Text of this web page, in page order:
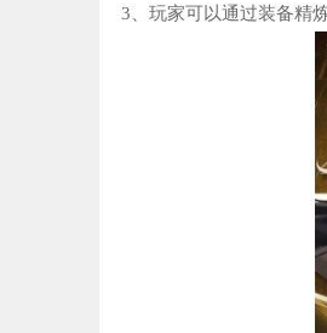
3、玩家可以通过装备精